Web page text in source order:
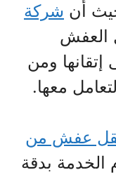
أن شركة
العفش
ومن
معها.
عفش من
الخدمة بدقة